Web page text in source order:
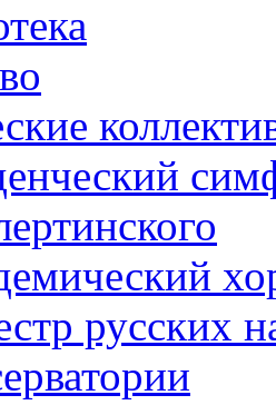
русских